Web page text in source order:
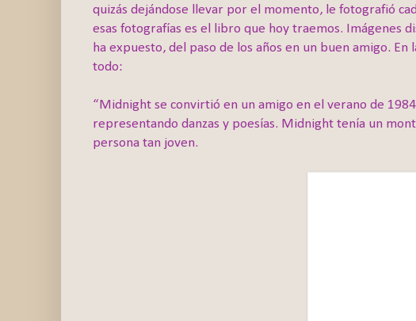
quizás dejándose llevar por el momento, le fotografió
esas fotografías es el libro que hoy traemos. Imágenes
ha expuesto, del paso de los años en un buen amigo.
todo:
“Midnight se convirtió en un amigo en el verano de
representando danzas y poesías. Midnight tenía un
persona tan joven.